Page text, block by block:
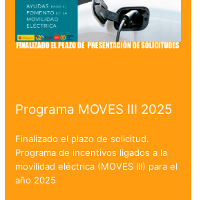
Programa MOVES III 2025
Finalizado el plazo de solicitud.
Programa de incentivos ligados a la
movilidad eléctrica (MOVES III) para el
año 2025